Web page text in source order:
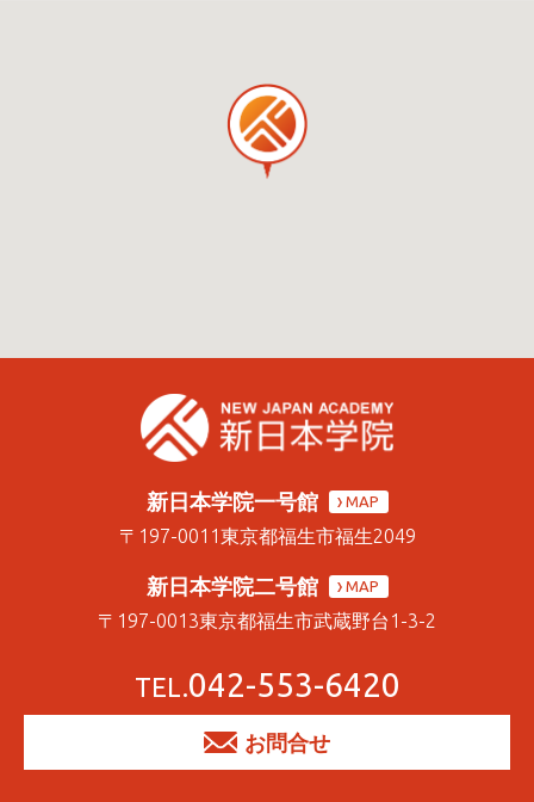
新日本学院一号館 MAP
〒197-0011東京都福生市福生2049
新日本学院二号館 MAP
〒197-0013東京都福生市武蔵野台1-3-2
TEL.042-553-6420
お問合せ